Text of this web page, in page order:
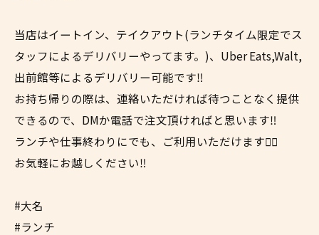
当店はイートイン、テイクアウト(ランチタイム限定でス
タッフによるデリバリーやってます。)、Uber Eats,Walt,
出前館等によるデリバリー可能です‼︎
お持ち帰りの際は、連絡いただければ待つことなく提供
できるので、DMか電話で注文頂ければと思います‼︎
ランチや仕事終わりにでも、ご利用いただけます✌🏼
お気軽にお越しください‼︎
#大名
#ランチ